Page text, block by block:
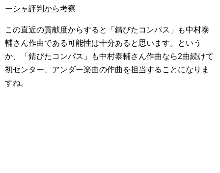
ーシャ評判から考察
この直近の貢献度からすると「錆びたコンパス」も中村泰
輔さん作曲である可能性は十分あると思います。という
か、「錆びたコンパス」も中村泰輔さん作曲なら2曲続けて
初センター、アンダー楽曲の作曲を担当することになりま
すね。